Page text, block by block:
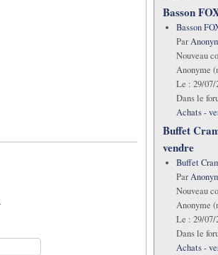
Basson
Basson
Par
Nouveau
Anonyme
Le : 29/07/
Dans le
Achats -
Buffet
vendre
Buffet
Par
Nouveau
Anonyme
Le : 29/07/
Dans le
Achats -